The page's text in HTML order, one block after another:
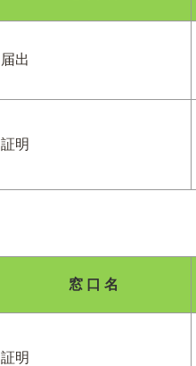
届出
証明
窓 口 名
証明